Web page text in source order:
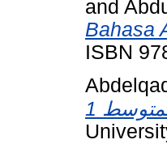
and
Bahasa
ISBN